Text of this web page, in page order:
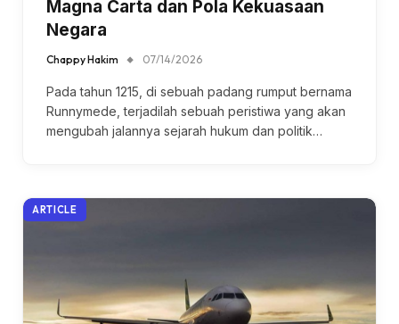
Magna Carta dan Pola Kekuasaan
Negara
Chappy Hakim 07/14/2026
Pada tahun 1215, di sebuah padang rumput bernama
Runnymede, terjadilah sebuah peristiwa yang akan
mengubah jalannya sejarah hukum dan politik…
ARTICLE